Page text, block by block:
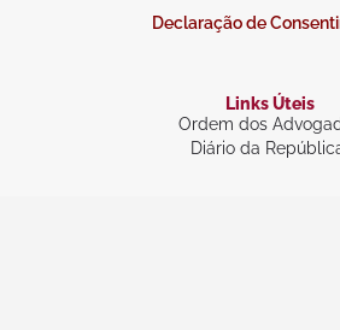
Declaração de
Links Úteis
Ordem dos
Diário da